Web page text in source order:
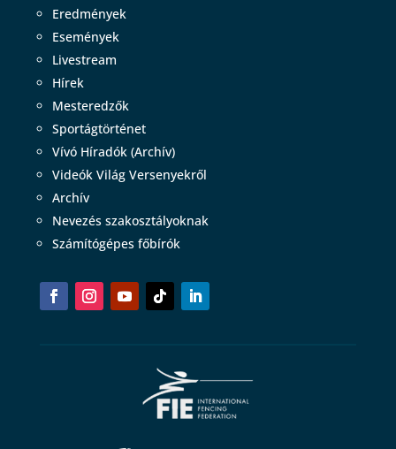
Eredmények
Események
Livestream
Hírek
Mesteredzők
Sportágtörténet
Vívó Híradók (Archív)
Videók Világ Versenyekről
Archív
Nevezés szakosztályoknak
Számítógépes főbírók